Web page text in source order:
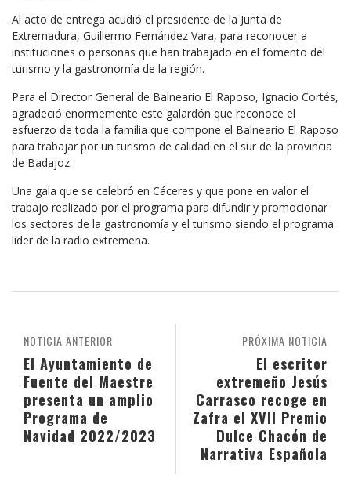
Al acto de entrega acudió el presidente de la Junta de
Extremadura, Guillermo Fernández Vara, para reconocer a
instituciones o personas que han trabajado en el fomento del
turismo y la gastronomía de la región.
Para el Director General de Balneario El Raposo, Ignacio Cortés,
agradeció enormemente este galardón que reconoce el
esfuerzo de toda la familia que compone el Balneario El Raposo
para trabajar por un turismo de calidad en el sur de la provincia
de Badajoz.
Una gala que se celebró en Cáceres y que pone en valor el
trabajo realizado por el programa para difundir y promocionar
los sectores de la gastronomía y el turismo siendo el programa
líder de la radio extremeña.
PRÓXIMA NOTICIA
El escritor
extremeño Jesús
Carrasco recoge en
Zafra el XVII Premio
Dulce Chacón de
Narrativa Española
NOTICIA ANTERIOR
El Ayuntamiento de
Fuente del Maestre
presenta un amplio
Programa de
Navidad 2022/2023